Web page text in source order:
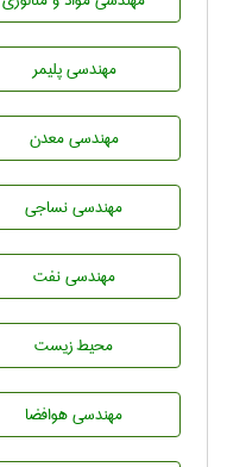
مهندسی پليمر
مهندسی معدن
مهندسي نساجی
مهندسی نفت
محيط زيست
مهندسی هوافضا